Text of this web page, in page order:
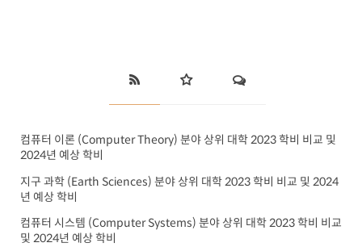
컴퓨터 이론 (Computer Theory) 분야 상위 대학 2023 학비 비교 및
2024년 예상 학비
지구 과학 (Earth Sciences) 분야 상위 대학 2023 학비 비교 및 2024
년 예상 학비
컴퓨터 시스템 (Computer Systems) 분야 상위 대학 2023 학비 비교
및 2024년 예상 학비